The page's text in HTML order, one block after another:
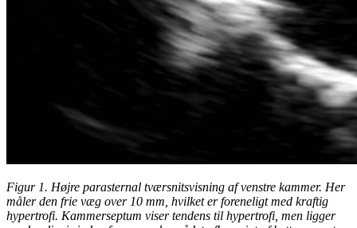
Figur 1. Højre parasternal tværsnitsvisning af venstre kammer. Her
måler den frie væg over 10 mm, hvilket er foreneligt med kraftig
hypertrofi. Kammerseptum viser tendens til hypertrofi, men ligger